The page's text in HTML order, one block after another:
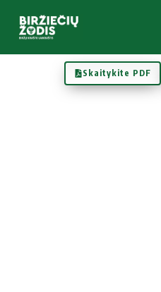
Skaitykite PDF